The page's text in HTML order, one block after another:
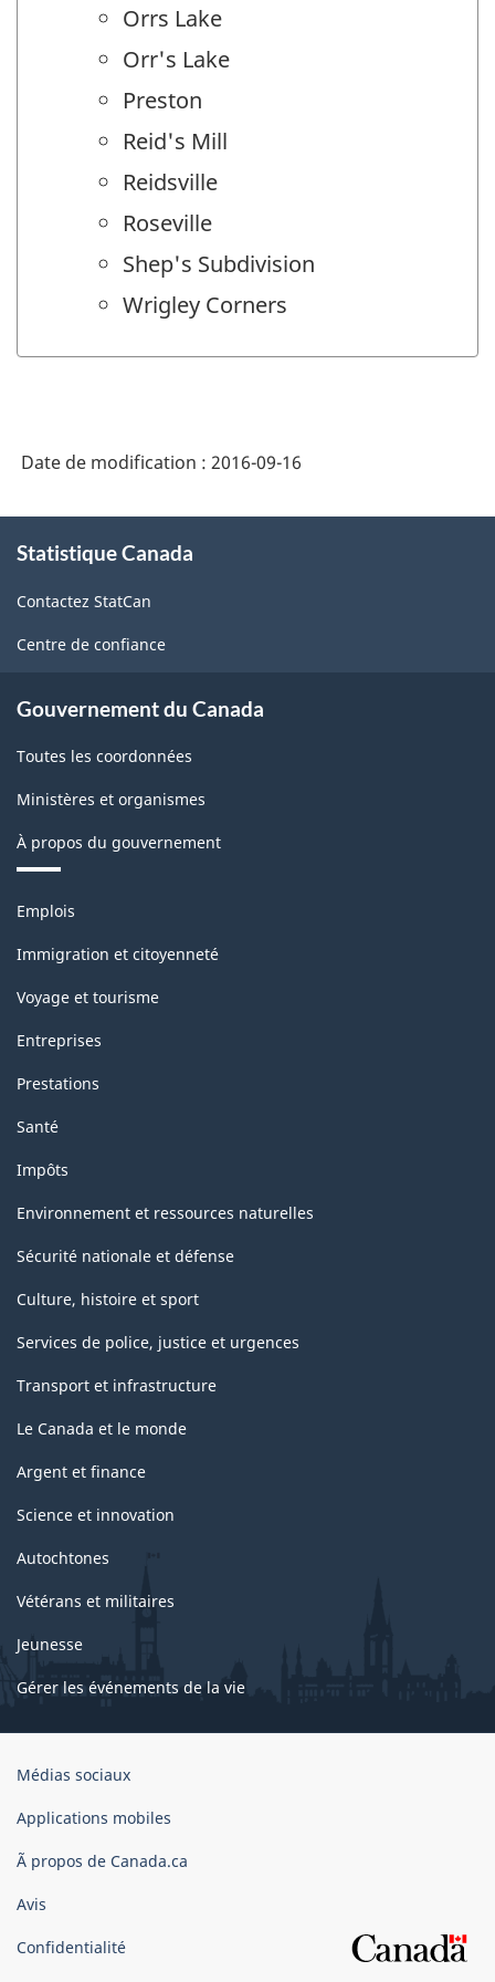
Orrs Lake
Orr's Lake
Preston
Reid's Mill
Reidsville
Roseville
Shep's Subdivision
Wrigley Corners
Date de modification : 2016-09-16
propos
ce
site
Statistique Canada
Contactez StatCan
Centre de confiance
Gouvernement du Canada
Toutes les coordonnées
Ministères et organismes
À propos du gouvernement
Thèmes
sujets
Emplois
Immigration et citoyenneté
Voyage et tourisme
Entreprises
Prestations
Santé
Impôts
Environnement et ressources naturelles
Sécurité nationale et défense
Culture, histoire et sport
Services de police, justice et urgences
Transport et infrastructure
Le Canada et le monde
Argent et finance
Science et innovation
Autochtones
Vétérans et militaires
Jeunesse
Gérer les événements de la vie
Organisation
gouvernement
Canada
Médias sociaux
Applications mobiles
Ã propos de Canada.ca
Avis
Confidentialité